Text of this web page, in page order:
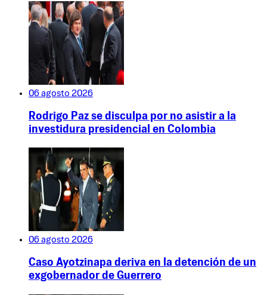
06 agosto 2026
Rodrigo Paz se disculpa por no asistir a la
investidura presidencial en Colombia
06 agosto 2026
Caso Ayotzinapa deriva en la detención de un
exgobernador de Guerrero